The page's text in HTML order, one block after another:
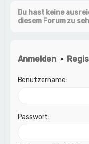
Du hast keine
diesem Forum zu
Anmelden •
Benutzername:
Passwort: